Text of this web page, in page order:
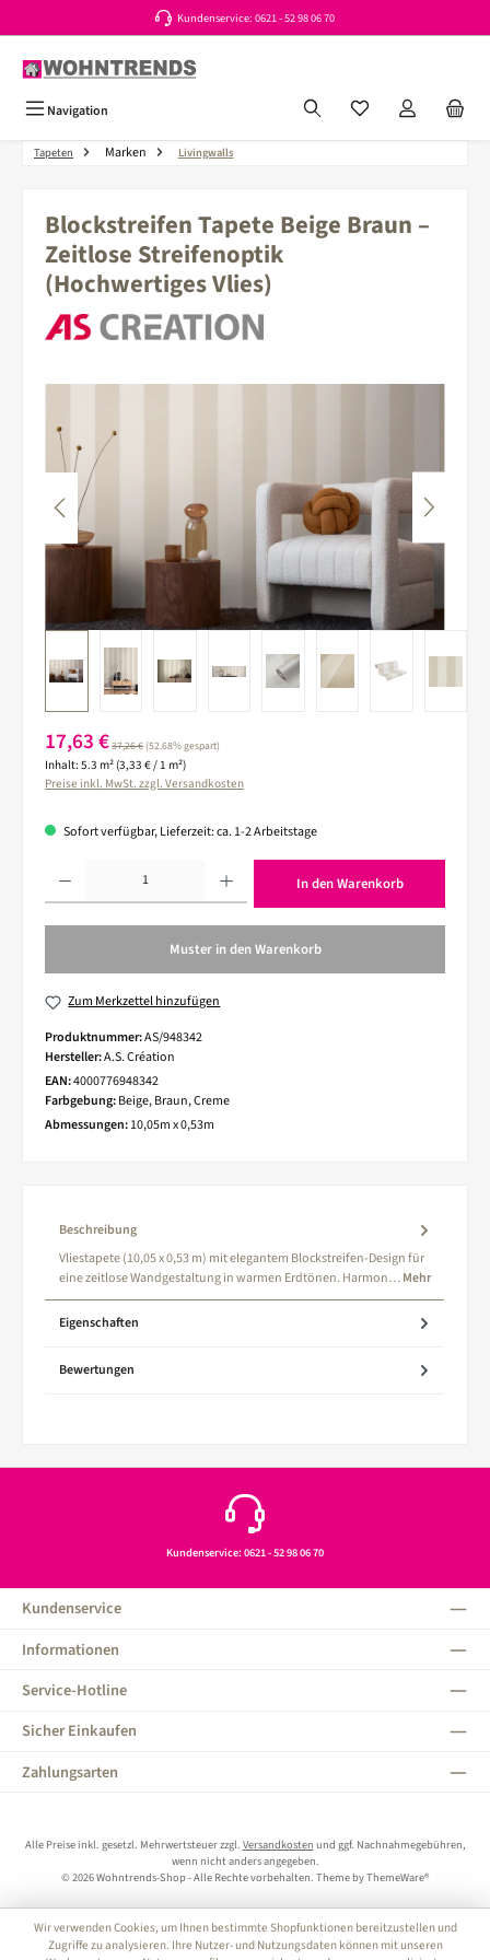
Kundenservice: 0621 - 52 98 06 70
Navigation Du hast 0 Produkte
Tapeten Marken Livingwalls
Blockstreifen Tapete Beige Braun –
Zeitlose Streifenoptik
(Hochwertiges Vlies)
Verkaufspreis:
17,63 €Regulärer Preis:
37,26 €(52.68% gespart)
Inhalt: 5.3 m² (3,33 € / 1 m²)
Preise inkl. MwSt. zzgl. Versandkosten
Sofort verfügbar, Lieferzeit: ca. 1-2 Arbeitstage
In den Warenkorb
Muster in den Warenkorb
Zum Merkzettel hinzufügen
Produktnummer:AS/948342
Hersteller:A.S. Création
EAN:4000776948342
Farbgebung:Beige, Braun, Creme
Abmessungen:10,05m x 0,53m
Beschreibung
Vliestapete (10,05 x 0,53 m) mit elegantem Blockstreifen-Design für
eine zeitlose Wandgestaltung in warmen Erdtönen. Harmon…Mehr
Eigenschaften
Bewertungen
Kundenservice: 0621 - 52 98 06 70
Kundenservice
Informationen
Service-Hotline
Sicher Einkaufen
Zahlungsarten
Alle Preise inkl. gesetzl. Mehrwertsteuer zzgl. Versandkosten und ggf. Nachnahmegebühren,
wenn nicht anders angegeben.
© 2026 Wohntrends-Shop - Alle Rechte vorbehalten. Theme byThemeWare®
Wir verwenden Cookies, um Ihnen bestimmte Shopfunktionen bereitzustellen und
Zugriffe zu analysieren. Ihre Nutzer- und Nutzungsdaten können mit unseren